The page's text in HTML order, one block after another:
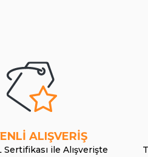
ALIŞVERİŞ
Sertifikası ile Alışverişte